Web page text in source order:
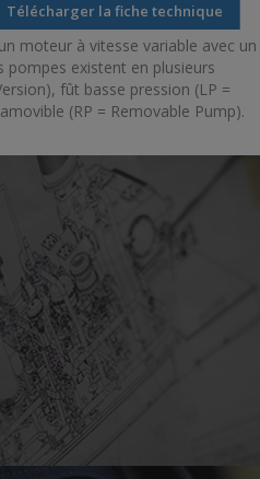
Télécharger la fiche technique
moteur à vitesse variable avec un
pompes existent en plusieurs
fût basse pression (LP =
(RP = Removable Pump).